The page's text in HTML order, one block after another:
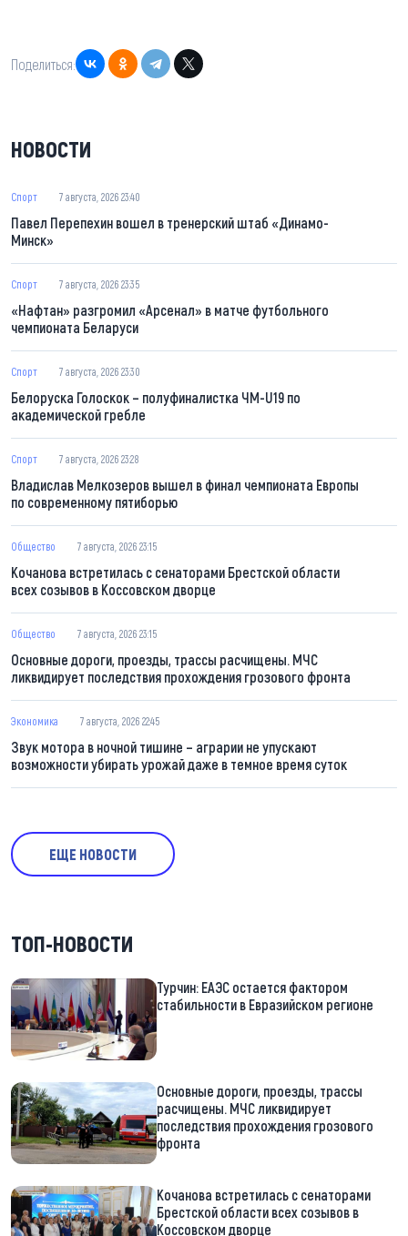
Поделиться:
НОВОСТИ
Спорт 7 августа, 2026 23:40
Павел Перепехин вошел в тренерский штаб «Динамо-
Минск»
Спорт 7 августа, 2026 23:35
«Нафтан» разгромил «Арсенал» в матче футбольного
чемпионата Беларуси
Спорт 7 августа, 2026 23:30
Белоруска Голоскок – полуфиналистка ЧМ-U19 по
академической гребле
Спорт 7 августа, 2026 23:28
Владислав Мелкозеров вышел в финал чемпионата Европы
по современному пятиборью
Общество 7 августа, 2026 23:15
Кочанова встретилась с сенаторами Брестской области
всех созывов в Коссовском дворце
Общество 7 августа, 2026 23:15
Основные дороги, проезды, трассы расчищены. МЧС
ликвидирует последствия прохождения грозового фронта
Экономика 7 августа, 2026 22:45
Звук мотора в ночной тишине – аграрии не упускают
возможности убирать урожай даже в темное время суток
ЕЩЕ НОВОСТИ
ТОП-НОВОСТИ
Турчин: ЕАЭС остается фактором
стабильности в Евразийском регионе
Основные дороги, проезды, трассы
расчищены. МЧС ликвидирует
последствия прохождения грозового
фронта
Кочанова встретилась с сенаторами
Брестской области всех созывов в
Коссовском дворце